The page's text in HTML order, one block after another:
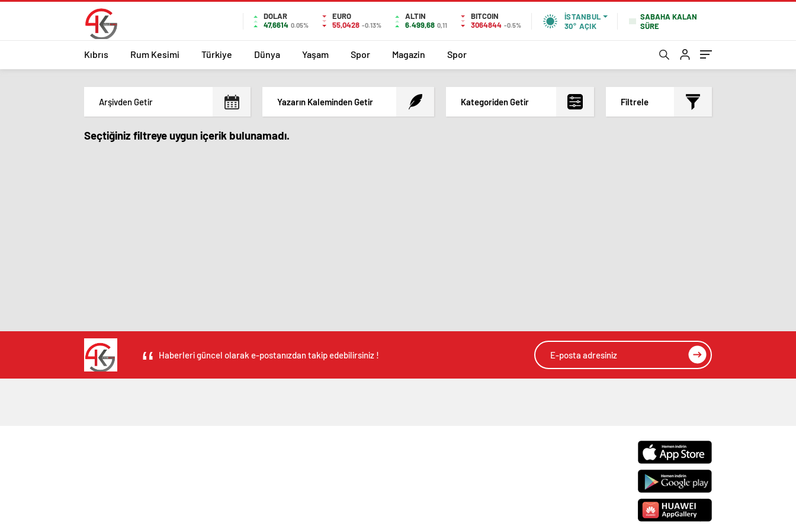
DOLAR
47,6614 0.05%
EURO
55,0428 -0.13%
ALTIN
6.499,68 0,11
BITCOIN
3064844 -0.5%
İSTANBUL
30° AÇIK
SABAHA KALAN
SÜRE
Kıbrıs Rum Kesimi Türkiye Dünya Yaşam Spor Magazin Spor
Yazarın Kaleminden Getir Kategoriden Getir Filtrele
Seçtiğiniz filtreye uygun içerik bulunamadı.
Haberleri güncel olarak e-postanızdan takip edebilirsiniz !